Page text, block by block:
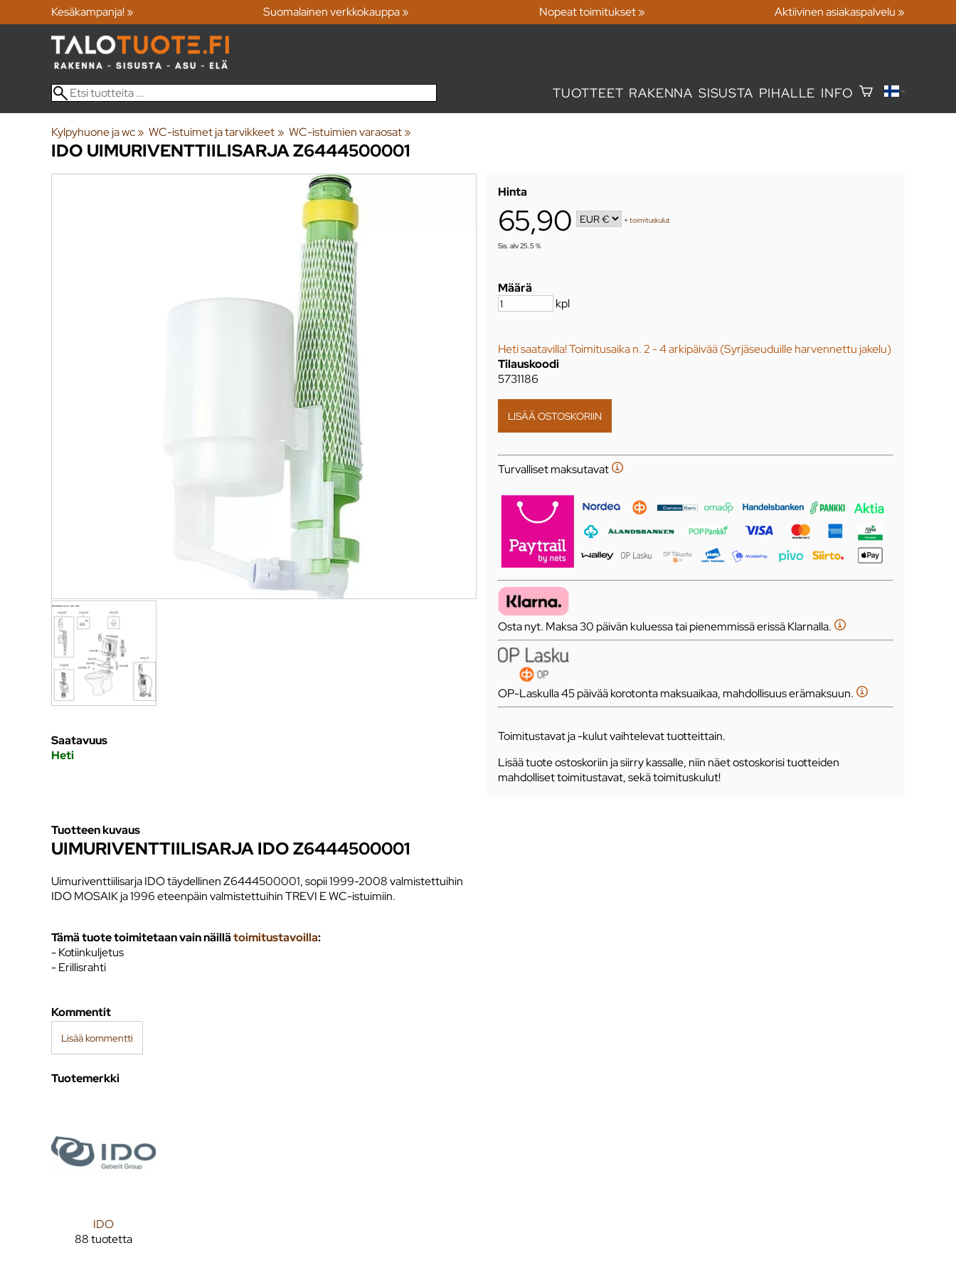
Kesäkampanja! » Suomalainen verkkokauppa » Nopeat toimitukset » Aktiivinen asiakaspalvelu »
TUOTTEET RAKENNA SISUSTA PIHALLE INFO
Kylpyhuone ja wc‪» WC-istuimet ja tarvikkeet ‪» WC-istuimien varaosat ‪»
IDO UIMURIVENTTIILISARJA Z6444500001
Hinta
65,90 +toimituskulut
Sis. alv 25.5 %
Määrä
kpl
Heti saatavilla! Toimitusaika n. 2 - 4 arkipäivää (Syrjäseuduille harvennettu jakelu)
Tilauskoodi
5731186
Turvalliset maksutavat
Osta nyt. Maksa 30 päivän kuluessa tai pienemmissä erissä Klarnalla.
OP-Laskulla 45 päivää korotonta maksuaikaa, mahdollisuus erämaksuun.
Toimitustavat ja -kulut vaihtelevat tuotteittain.
Lisää tuote ostoskoriin ja siirry kassalle, niin näet ostoskorisi tuotteiden
mahdolliset toimitustavat, sekä toimituskulut!
Saatavuus
Heti
Tuotteen kuvaus
UIMURIVENTTIILISARJA IDO Z6444500001
Uimuriventtiilisarja IDO täydellinen Z6444500001, sopii 1999-2008 valmistettuihin
IDO MOSAIK ja 1996 eteenpäin valmistettuihin TREVI E WC-istuimiin.
Tämä tuote toimitetaan vain näillätoimitustavoilla:
- Kotiinkuljetus
- Erillisrahti
Kommentit
Lisää kommentti
Tuotemerkki
IDO
88 tuotetta